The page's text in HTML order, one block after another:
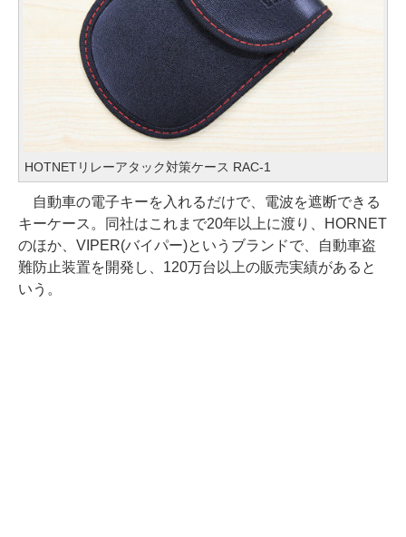
HOTNETリレーアタック対策ケース RAC-1
自動車の電子キーを入れるだけで、電波を遮断できる
キーケース。同社はこれまで20年以上に渡り、HORNET
のほか、VIPER(バイパー)というブランドで、自動車盗
難防止装置を開発し、120万台以上の販売実績があると
いう。